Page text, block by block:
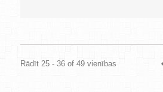
Rādīt 25 - 36 of 49 vienības